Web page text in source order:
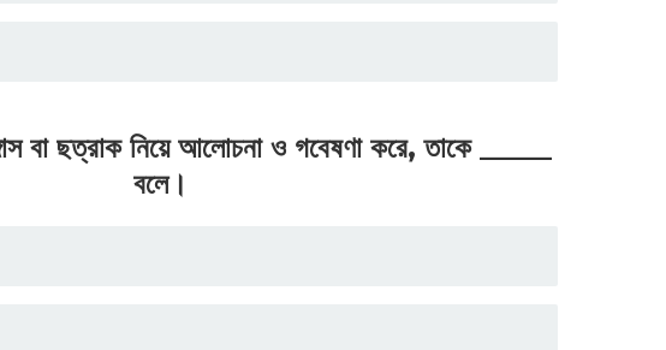
বা ছত্রাক নিয়ে আলোচনা ও গবেষণা করে, তাকে _____
বলে।